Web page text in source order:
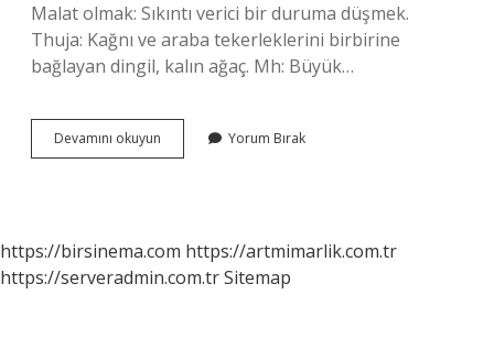
Malat olmak: Sıkıntı verici bir duruma düşmek.
Thuja: Kağnı ve araba tekerleklerini birbirine
bağlayan dingil, kalın ağaç. Mh: Büyük…
Devamını okuyun
Malamat
Yorum Bırak
https://birsinema.com https://artmimarlik.com.tr
https://serveradmin.com.trSitemap